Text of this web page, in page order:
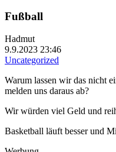
Fußball
Hadmut
9.9.2023 23:46
Uncategorized
Warum lassen wir das nicht
melden uns daraus ab?
Wir würden viel Geld und
Basketball läuft besser und